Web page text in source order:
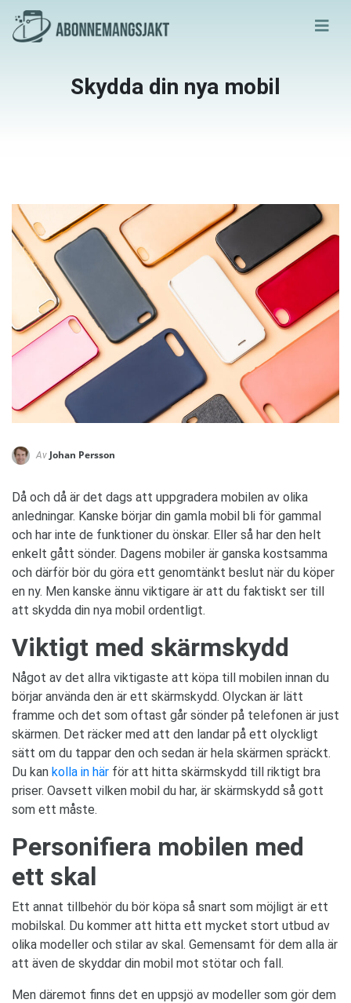
Skydda din nya mobil
Av Johan Persson
Då och då är det dags att uppgradera mobilen av olika
anledningar. Kanske börjar din gamla mobil bli för gammal
och har inte de funktioner du önskar. Eller så har den helt
enkelt gått sönder. Dagens mobiler är ganska kostsamma
och därför bör du göra ett genomtänkt beslut när du köper
en ny. Men kanske ännu viktigare är att du faktiskt ser till
att skydda din nya mobil ordentligt.
Viktigt med skärmskydd
Något av det allra viktigaste att köpa till mobilen innan du
börjar använda den är ett skärmskydd. Olyckan är lätt
framme och det som oftast går sönder på telefonen är just
skärmen. Det räcker med att den landar på ett olyckligt
sätt om du tappar den och sedan är hela skärmen spräckt.
Du kan kolla in här för att hitta skärmskydd till riktigt bra
priser. Oavsett vilken mobil du har, är skärmskydd så gott
som ett måste.
Personifiera mobilen med
ett skal
Ett annat tillbehör du bör köpa så snart som möjligt är ett
mobilskal. Du kommer att hitta ett mycket stort utbud av
olika modeller och stilar av skal. Gemensamt för dem alla är
att även de skyddar din mobil mot stötar och fall.
Men däremot finns det en uppsjö av modeller som gör dem